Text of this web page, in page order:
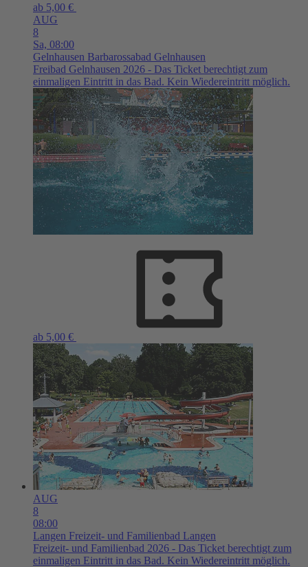
ab 5,00 €
AUG
8
Sa, 08:00
Gelnhausen Barbarossabad Gelnhausen
Freibad Gelnhausen 2026 - Das Ticket berechtigt zum
einmaligen Eintritt in das Bad. Kein Wiedereintritt möglich.
ab 5,00 €
AUG
8
08:00
Langen Freizeit- und Familienbad Langen
Freizeit- und Familienbad 2026 - Das Ticket berechtigt zum
einmaligen Eintritt in das Bad. Kein Wiedereintritt möglich.